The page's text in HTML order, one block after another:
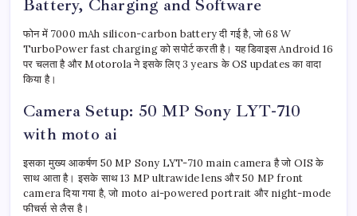
Battery, Charging and Software
फोन में 7000 mAh silicon-carbon battery दी गई है, जो 68 W
TurboPower fast charging को सपोर्ट करती है। यह डिवाइस Android 16
पर चलता है और Motorola ने इसके लिए 3 years के OS updates का वादा
किया है।
Camera Setup: 50 MP Sony LYT-710
with moto ai
इसका मुख्य आकर्षण 50 MP Sony LYT-710 main camera है जो OIS के
साथ आता है। इसके साथ 13 MP ultrawide lens और 50 MP front
camera दिया गया है, जो moto ai-powered portrait और night-mode
फीचर्स से लैस है।